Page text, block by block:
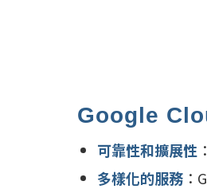
Google
可靠性和擴展性
多樣化的服務